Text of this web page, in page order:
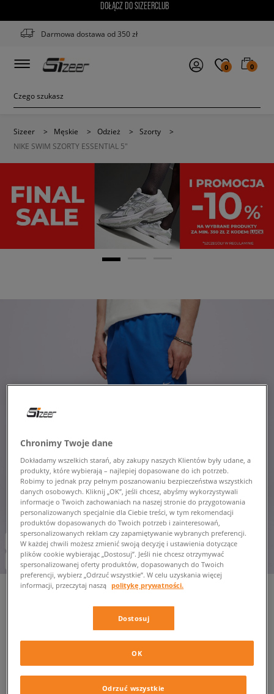
DOŁĄCZ DO SIZEERCLUB
Darmowa dostawa od 350 zł
0 0
Sizeer > Męskie > Odzież > Szorty
>
NIKE SWIM SZORTY ESSENTIAL 5"
2 pary shortów: -20%
-10% za min. 350 zł kod: LUCK
męskie, szorty
Chronimy Twoje dane
Dokładamy wszelkich starań, aby zakupy naszych Klientów były udane, a
produkty, które wybierają – najlepiej dopasowane do ich potrzeb.
Robimy to jednak przy pełnym poszanowaniu bezpieczeństwa wszystkich
danych osobowych. Kliknij „OK”, jeśli chcesz, abyśmy wykorzystywali
informacje o Twoich zachowaniach na naszej stronie do przygotowania
personalizowanych specjalnie dla Ciebie treści, w tym rekomendacji
produktów dopasowanych do Twoich potrzeb i zainteresowań,
spersonalizowanych reklam czy zapamiętywanie wybranych preferencji.
W każdej chwili możesz zmienić swoją decyzję i ustawienia dotyczące
plików cookie wybierając „Dostosuj”. Jeśli nie chcesz otrzymywać
spersonalizowanej oferty produktów, dopasowanych do Twoich
preferencji, wybierz „Odrzuć wszystkie”. W celu uzyskania więcej
informacji, przeczytaj naszą politykę prywatności.
Dostosuj
Odrzuć wszystkie
OK